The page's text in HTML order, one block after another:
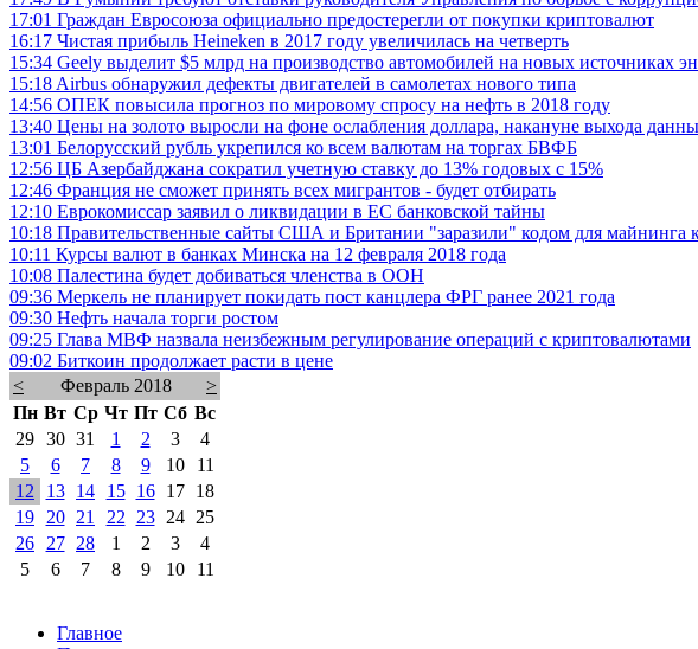
17:01 Граждан Евросоюза официально предостерегли от покупки криптовалют
16:17 Чистая прибыль Heineken в 2017 году увеличилась на четверть
15:34 Geely выделит $5 млрд на производство автомобилей на новых источниках
15:18 Airbus обнаружил дефекты двигателей в самолетах нового типа
14:56 ОПЕК повысила прогноз по мировому спросу на нефть в 2018 году
13:40 Цены на золото выросли на фоне ослабления доллара, накануне выхода
13:01 Белорусский рубль укрепился ко всем валютам на торгах БВФБ
12:56 ЦБ Азербайджана сократил учетную ставку до 13% годовых с 15%
12:46 Франция не сможет принять всех мигрантов - будет отбирать
12:10 Еврокомиссар заявил о ликвидации в ЕС банковской тайны
10:18 Правительственные сайты США и Британии "заразили" кодом для майнинга
10:11 Курсы валют в банках Минска на 12 февраля 2018 года
10:08 Палестина будет добиваться членства в ООН
09:36 Меркель не планирует покидать пост канцлера ФРГ ранее 2021 года
09:30 Нефть начала торги ростом
09:25 Глава МВФ назвала неизбежным регулирование операций с криптовалютами
09:02 Биткоин продолжает расти в цене
<
Февраль 2018
>
Пн Вт Ср Чт Пт Сб Вс
29 30 31 1 2 3
4
5
6 7 8 9 10
11
12
13 14 15 16 17
18
19
20 21 22 23 24
25
26
27 28 1 2 3
4
5
6 7 8 9 10 11
Главное